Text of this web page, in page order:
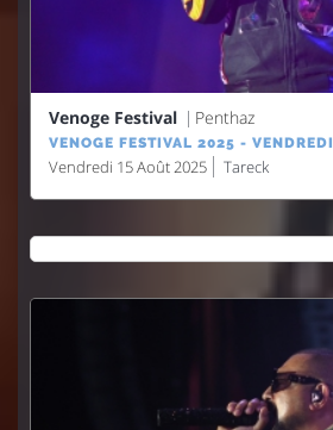
Venoge Festival Penthaz
VENOGE FESTIVAL 2025 - VENDREDI
Vendredi 15 Août 2025 Tareck